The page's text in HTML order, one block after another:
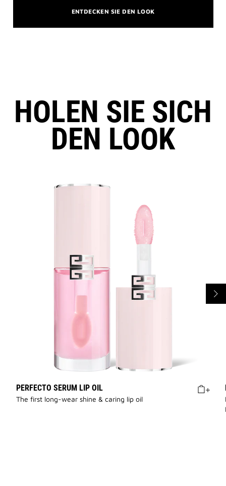
ENTDECKEN SIE DEN LOOK
HOLEN SIE SICH
DEN LOOK
PERFECTO SERUM LIP OIL
The first long-wear shine & caring lip oil